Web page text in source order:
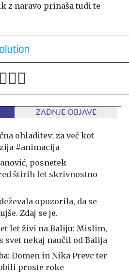
z naravo prinaša tudi te
ZADNJE OBJAVE
ohladitev: za več kot
#animacija
posnetek
štirih let skrivnostno
opozorila, da se
Zdaj se je.
let živi na Baliju: Mislim,
svet nekaj naučil od Balija
Domen in Nika Prevc ter
proste roke